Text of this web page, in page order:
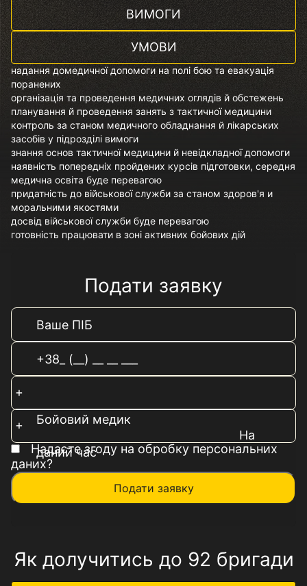
ВИМОГИ
УМОВИ
надання домедичної допомоги на полі бою та евакуація
поранених
організація та проведення медичних оглядів й обстежень
планування й проведення занять з тактичної медицини
контроль за станом медичного обладнання й лікарських
засобів у підрозділі вимоги
знання основ тактичної медицини й невідкладної допомоги
наявність попередніх пройдених курсів підготовки, середня
медична освіта буде перевагою
придатність до військової служби за станом здоров'я и
моральними якостями
досвід військової служби буде перевагою
готовність працювати в зоні активних бойових дій
Як долучитись до 92 бригади
Подати заявку
Бойовий медик
На
даний час
Надаєте згоду на обробку персональних
даних?
Подати заявку